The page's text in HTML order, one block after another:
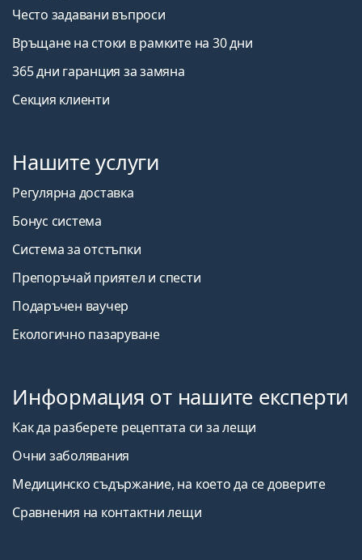
Често задавани въпроси
Връщане на стоки в рамките на 30 дни
365 дни гаранция за замяна
Секция клиенти
Нашите услуги
Регулярна доставка
Бонус система
Система за отстъпки
Препоръчай приятел и спести
Подаръчен ваучер
Екологично пазаруване
Информация от нашите експерти
Как да разберете рецептата си за лещи
Очни заболявания
Медицинско съдържание, на което да се доверите
Сравнения на контактни лещи